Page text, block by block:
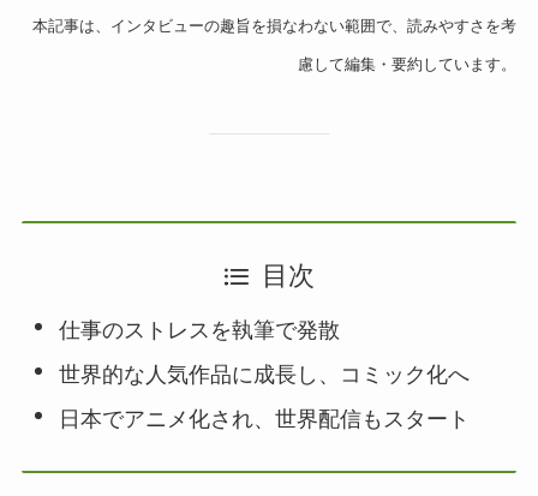
本記事は、インタビューの趣旨を損なわない範囲で、読みやすさを考
慮して編集・要約しています。
目次
仕事のストレスを執筆で発散
世界的な人気作品に成長し、コミック化へ
日本でアニメ化され、世界配信もスタート